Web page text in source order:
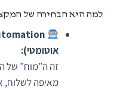
למה היא הבחירה של
אוטומטי):
זה ה”מוח” של
מאיפה לשלוח,